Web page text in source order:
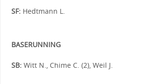
SF:Hedtmann L.
BASERUNNING
SB:Witt N., Chime C. (2), Weil J.